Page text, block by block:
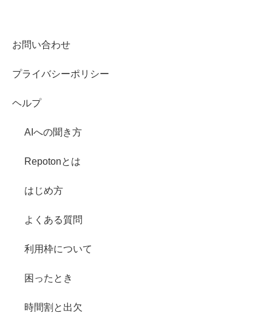
お問い合わせ
プライバシーポリシー
ヘルプ
AIへの聞き方
Repotonとは
はじめ方
よくある質問
利用枠について
困ったとき
時間割と出欠